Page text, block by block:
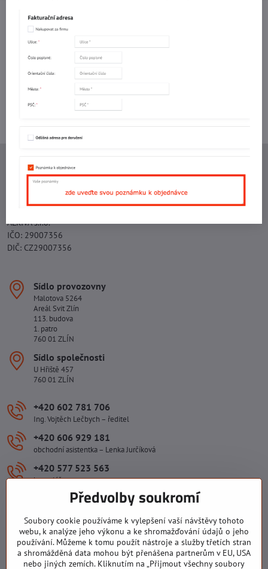
Facebook
Potřebujete poradit s objednávkou?
Kontaktujte nás:
+420 577 523 563
Ing. Vojtěch Lečbych - IVL
DIČ: CZ5602130809
ALRIVA s.r.o.
IČO: 29007356
DIČ: CZ29007356
Sídlo provozovny
Malotova 5264
Areál Svit Zlín
113. budova
1. patro
760 01 ZLÍN
Sídlo společnosti
U Hřiště 457
760 01 ZLÍN
+420 602 781 706
Ing. Vojtěch Lečbych – ředitel
+420 606 929 181
obchodní asistentka – Lenka Jurčíková
+420 577 523 563
kancelář
ivlecbych​@seznam​.cz
Důležité odkazy
Předvolby soukromí
Soubory cookie používáme k vylepšení vaší návštěvy tohoto
webu, k analýze jeho výkonu a ke shromažďování údajů o jeho
používání. Můžeme k tomu použít nástroje a služby třetích stran
a shromážděná data mohou být přenášena partnerům v EU, USA
nebo jiných zemích. Kliknutím na „Přijmout všechny soubory